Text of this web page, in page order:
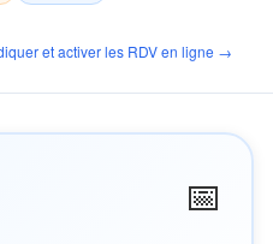
et activer les RDV en ligne →
📅